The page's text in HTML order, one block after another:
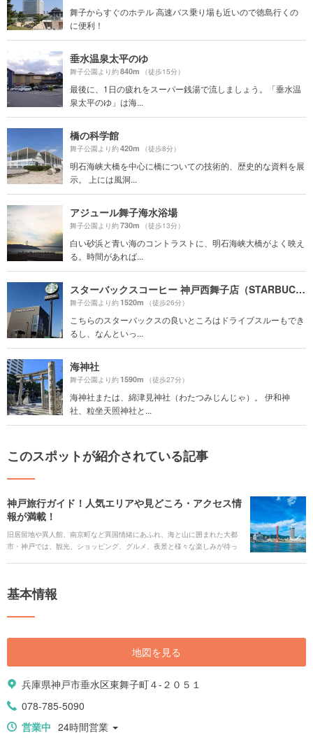
舞子からすぐのホテル 高速バス乗り場も近いので徳島行くの
に便利！
垂水温泉太平のゆ
舞子公園より約840m （徒歩15分）
最後に、1日の疲れをスーパー銭湯で流しましょう。「垂水温
泉太平のゆ」は海...
橋の科学館
舞子公園より約420m （徒歩8分）
明石海峡大橋を中心に橋についての技術的、歴史的な資料を展
示。 上には風洞...
アジュール舞子海水浴場
舞子公園より約730m （徒歩13分）
白い砂浜と青い海のコントラストに、明石海峡大橋がよく映え
る。時間があれば...
スターバックスコーヒー 神戸西舞子店（STARBUCKS COFFEE）
舞子公園より約1520m （徒歩26分）
こちらのスターバックスの良いところはドライブスルーもでき
るし、なんといっ...
海神社
舞子公園より約1590m （徒歩27分）
海神社または、綿津見神社（わたつみじんじゃ）。 伊和神
社、粒坐天照神社と...
このスポットが紹介されている記事
神戸旅行ガイド！人気エリアや見どころ・アクセス情
報が満載！
旧居留地や異人館、南京町など異国情緒にあふれ、海と山に囲まれた大都
市・神戸では、観光、ショッピング、グルメ、夜景と様々な楽しみが待っ
ご紹介します。
基本情報
地図を見る
兵庫県神戸市垂水区東舞子町４-２０５１
078-785-5090
営業中 24時間営業